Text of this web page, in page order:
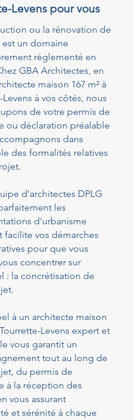
Levens pour vous
ou la rénovation de
un domaine
réglementé en
GBA Architectes, en
maison 167 m² à
à vos côtés, nous
de votre permis de
ou déclaration préalable
dans
des formalités relatives
d'architectes DPLG
les
d'urbanisme
facilite vos démarches
pour que vous
concentrer sur
: la concrétisation de
à un architecte maison
Tourrette-Levens expert et
vous garantit un
tout au long de
du permis de
à la réception des
vous assurant
et sérénité à chaque